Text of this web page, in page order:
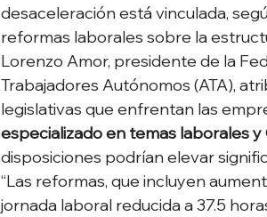
desaceleración está vinculada,
reformas laborales sobre la
Lorenzo Amor, presidente de la
Trabajadores Autónomos (ATA),
legislativas que enfrentan las
especializado en temas laborales y
disposiciones podrían elevar
“Las reformas, que incluyen
jornada laboral reducida a 37.5